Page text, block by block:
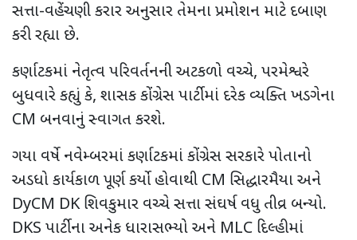
સત્તા-વહેંચણી કરાર અનુસાર તેમના પ્રમોશન માટે દબાણ
કરી રહ્યા છે.
કર્ણાટકમાં નેતૃત્વ પરિવર્તનની અટકળો વચ્ચે, પરમેશ્વરે
બુધવારે કહ્યું કે, શાસક કોંગ્રેસ પાર્ટીમાં દરેક વ્યક્તિ ખડગેના
CM બનવાનું સ્વાગત કરશે.
ગયા વર્ષે નવેમ્બરમાં કર્ણાટકમાં કોંગ્રેસ સરકારે પોતાનો
અડધો કાર્યકાળ પૂર્ણ કર્યો હોવાથી CM સિદ્ધારમૈયા અને
DyCM DKશિવકુમાર વચ્ચે સત્તા સંઘર્ષ વધુ તીવ્ર બન્યો.
DKS પાર્ટીના અનેક ધારાસભ્યો અને MLC દિલ્હીમાં